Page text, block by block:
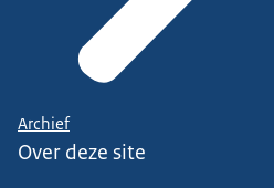
Archief
Over deze site